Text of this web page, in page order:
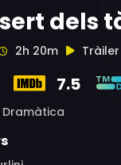
dels
2h 20m Tràiler
7.5
Dramàtica